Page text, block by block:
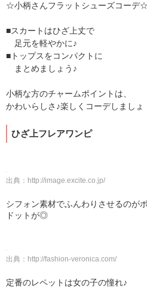
☆小柄さんフラットシューズコーデ☆
■スカートはひざ上丈で
足元を軽やかに♪
■トップスをコンパクトに
まとめましょう♪
小柄な方のチャームポイントは、
かわいらしさ♪楽しくコーデしましょ
ひざ上フレアワンピ
出典： http://image.excite.co.jp/
シフォン素材でふんわりさせるのが
ドットが◎
出典： http://fashion-veronica.com/
定番のレペットは女の子の憧れ♪